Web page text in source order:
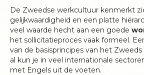
De Zweedse werkcultuur kenmerkt
gelijkwaardigheid en een platte
veel waarde hecht aan een goede
het sollicitatieproces vaak formeel.
van de basisprincipes van het
al kun je in veel internationale
met Engels uit de voeten.